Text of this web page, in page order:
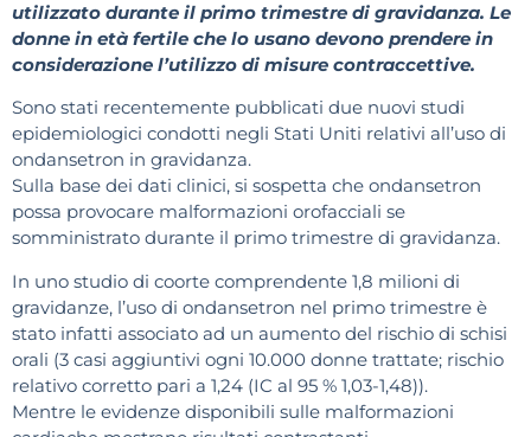
utilizzato durante il primo trimestre di gravidanza. Le
donne in età fertile che lo usano devono prendere in
considerazione l’utilizzo di misure contraccettive.
Sono stati recentemente pubblicati due nuovi studi
epidemiologici condotti negli Stati Uniti relativi all’uso di
ondansetron in gravidanza.
Sulla base dei dati clinici, si sospetta che ondansetron
possa provocare malformazioni orofacciali se
somministrato durante il primo trimestre di gravidanza.
In uno studio di coorte comprendente 1,8 milioni di
gravidanze, l’uso di ondansetron nel primo trimestre è
stato infatti associato ad un aumento del rischio di schisi
orali (3 casi aggiuntivi ogni 10.000 donne trattate; rischio
relativo corretto pari a 1,24 (IC al 95 % 1,03-1,48)).
Mentre le evidenze disponibili sulle malformazioni